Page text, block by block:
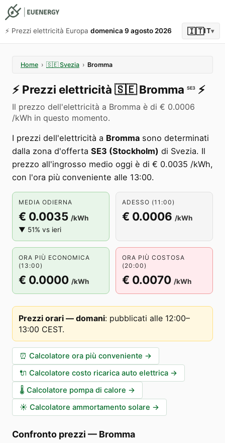
⚡️ Prezzi elettricità Europa domenica 9 agosto 2026 🇮🇹IT▾
Home › 🇸🇪 Svezia › Bromma
⚡️ Prezzi elettricità 🇸🇪 Bromma SE3 ⚡️
Il prezzo dell'elettricità a Bromma è di € 0.0006
/kWh in questo momento.
I prezzi dell'elettricità a Bromma sono determinati
dalla zona d'offerta SE3 (Stockholm) di Svezia. Il
prezzo all'ingrosso medio oggi è di € 0.0035 /kWh,
con l'ora più conveniente alle 13:00.
MEDIA ODIERNA
€ 0.0035 /kWh
▼ 51% vs ieri
ADESSO (11:00)
€ 0.0006 /kWh
ORA PIÙ ECONOMICA
(13:00)
€ 0.0000 /kWh
ORA PIÙ COSTOSA
(20:00)
€ 0.0070 /kWh
Prezzi orari — domani: pubblicati alle 12:00–
13:00 CEST.
⏰ Calcolatore ora più conveniente →
🔌 Calcolatore costo ricarica auto elettrica →
🌡️ Calcolatore pompa di calore →
☀️ Calcolatore ammortamento solare →
Confronto prezzi — Bromma